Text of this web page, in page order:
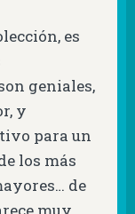
es
geniales,
y
para un
los más
de